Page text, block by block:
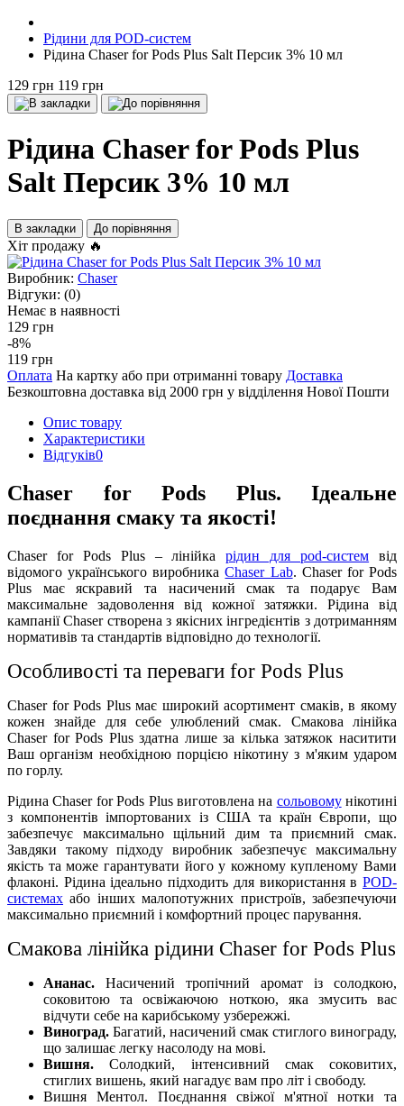
Рідини для POD-систем
Рідина Chaser for Pods Plus Salt Персик 3% 10 мл
129 грн 119 грн
Рідина Chaser for Pods Plus
Salt Персик 3% 10 мл
В закладки До порівняння
Хіт продажу 🔥
Виробник: Chaser
Відгуки: (0)
Немає в наявності
129 грн
-8%
119 грн
Оплата На картку або при отриманні товару Доставка
Безкоштовна доставка від 2000 грн у відділення Нової Пошти
Опис товару
Характеристики
Відгуків0
Chaser for Pods Plus. Ідеальне
поєднання смаку та якості!
Chaser for Pods Plus – лінійкарідин для pod-систем від
відомого українського виробникаChaser Lab. Chaser for Pods
Plus має яскравий та насичений смак та подарує Вам
максимальне задоволення від кожної затяжки. Рідина від
кампанії Chaser створена з якісних інгредієнтів з дотриманням
нормативів та стандартів відповідно до технології.
Особливості та переваги for Pods Plus
Chaser for Pods Plus має широкий асортимент смаків, в якому
кожен знайде для себе улюблений смак. Смакова лінійка
Chaser for Pods Plus здатна лише за кілька затяжок наситити
Ваш організм необхідною порцією нікотину з м'яким ударом
по горлу.
Рідина Chaser for Pods Plus виготовлена на сольовомунікотині
з компонентів імпортованих із США та країн Європи, що
забезпечує максимально щільний дим та приємний смак.
Завдяки такому підходу виробник забезпечує максимальну
якість та може гарантувати його у кожному купленому Вами
флаконі. Рідина ідеально підходить для використання в POD-
системах або інших малопотужних пристроїв, забезпечуючи
максимально приємний і комфортний процес парування.
Смакова лінійка рідини Chaser for Pods Plus
Ананас. Насичений тропічний аромат із солодкою,
соковитою та освіжаючою ноткою, яка змусить вас
відчути себе на карибському узбережжі.
Виноград. Багатий, насичений смак стиглого винограду,
що залишає легку насолоду на мові.
Вишня.Солодкий, інтенсивний смак соковитих,
стиглих вишень, який нагадує вам про літ і свободу.
Вишня Ментол. Поєднання свіжої м'ятної нотки та